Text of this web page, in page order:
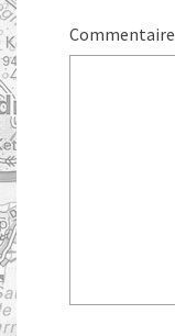
Commentaire